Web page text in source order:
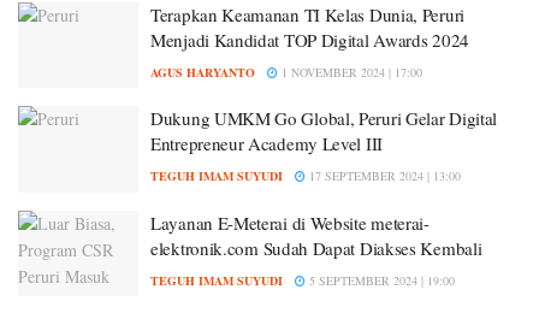
Terapkan Keamanan TI Kelas Dunia, Peruri
Menjadi Kandidat TOP Digital Awards 2024
AGUS HARYANTO 1 NOVEMBER 2024 | 17:00
Dukung UMKM Go Global, Peruri Gelar Digital
Entrepreneur Academy Level III
TEGUH IMAM SUYUDI 17 SEPTEMBER 2024 | 13:00
Layanan E-Meterai di Website meterai-
elektronik.com Sudah Dapat Diakses Kembali
TEGUH IMAM SUYUDI 5 SEPTEMBER 2024 | 19:00